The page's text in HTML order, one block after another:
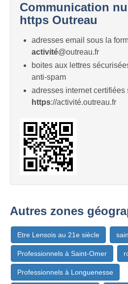
Communication
https Outreau
adresses email sous la
activité@outreau.fr
boites aux lettres
anti-spam
adresses internet certifiées
https://activité.outreau.fr
Autres zones
Etre Lensois au 21e siècle
Professionnels à Saint-Omer
Professionnels à Longuenesse